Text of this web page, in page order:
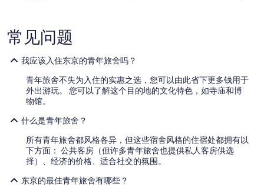
常见问题
我应该入住东京的青年旅舍吗？
青年旅舍不失为入住的实惠之选，您可以由此省下更多钱用于
外出游玩。 您可以了解这个目的地的文化特色，如寺庙和博
物馆。
什么是青年旅舍？
所有青年旅舍都风格各异，但这些宿舍风格的住宿处都拥有以
下方面： 公共客房（但许多青年旅舍也提供私人客房供选
择）、经济的价格、适合社交的氛围。
东京的最佳青年旅舍有哪些？